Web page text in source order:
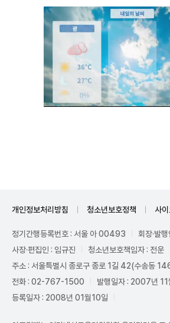
개인정보처리방침 청소년보호정책 사
정기간행등록번호 : 서울 아 00493
회장·발
사장·편집인 : 임규진
청소년보호책임자 : 전운
주소 : 서울특별시 종로구 종로 1길 42(수송동
전화 : 02-767-1500
발행일자 : 2007년 11
등록일자 : 2008년 01월10일